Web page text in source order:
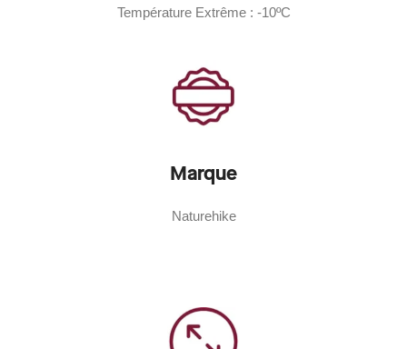
Température Extrême : -10ºC
Marque
Naturehike